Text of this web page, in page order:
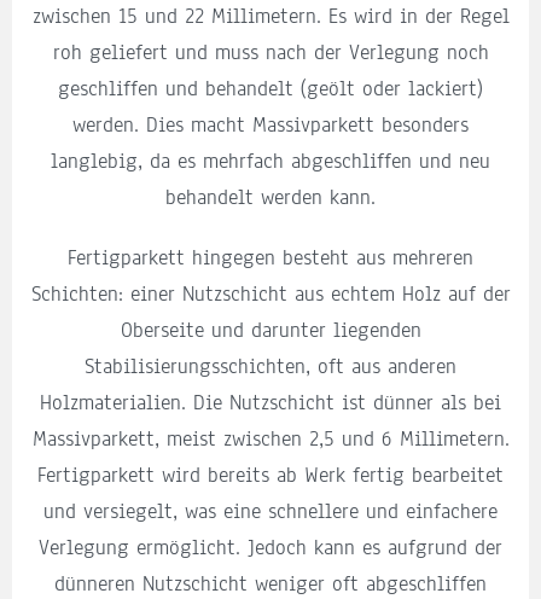
zwischen 15 und 22 Millimetern. Es wird in der Regel
roh geliefert und muss nach der Verlegung noch
geschliffen und behandelt (geölt oder lackiert)
werden. Dies macht Massivparkett besonders
langlebig, da es mehrfach abgeschliffen und neu
behandelt werden kann.
Fertigparkett hingegen besteht aus mehreren
Schichten: einer Nutzschicht aus echtem Holz auf der
Oberseite und darunter liegenden
Stabilisierungsschichten, oft aus anderen
Holzmaterialien. Die Nutzschicht ist dünner als bei
Massivparkett, meist zwischen 2,5 und 6 Millimetern.
Fertigparkett wird bereits ab Werk fertig bearbeitet
und versiegelt, was eine schnellere und einfachere
Verlegung ermöglicht. Jedoch kann es aufgrund der
dünneren Nutzschicht weniger oft abgeschliffen